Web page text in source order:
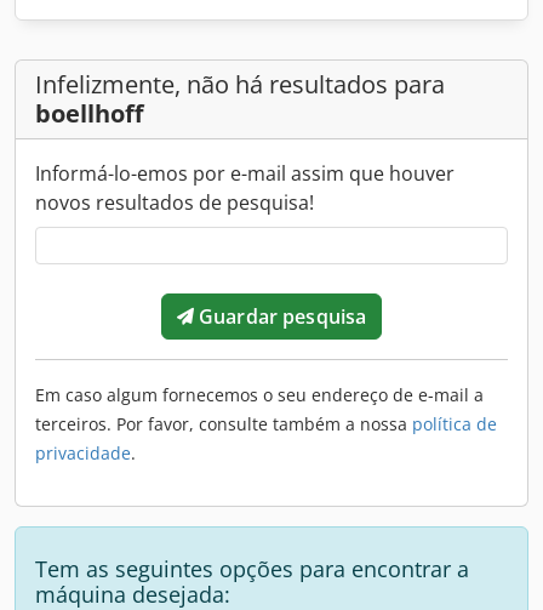
Infelizmente, não há resultados para
boellhoff
Informá-lo-emos por e-mail assim que houver
novos resultados de pesquisa!
Guardar pesquisa
Em caso algum fornecemos o seu endereço de e-mail a
terceiros. Por favor, consulte também a nossa política de
privacidade.
Tem as seguintes opções para encontrar a
máquina desejada: